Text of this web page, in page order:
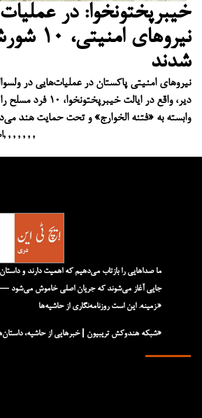
خیبرپختونخوا: در
نیروهای
شدند
نیروهای امنیتی پاکستان در عملیات‌هایی در
دیر، واقع در ایالت
وابسته به «فتنه الخوارج» و تحت حمایت هند
, , , , , , ,
جایی آغاز می‌شوند که جریان اصلی خاموش می‌شود —
زمینه. این است روزنامه‌نگاری از حاشیه‌ها.»
«شبکه هند‌و‌کش تریبیون | خبرهایی از حاشیه، داستان‌هایی از سرچشمه»